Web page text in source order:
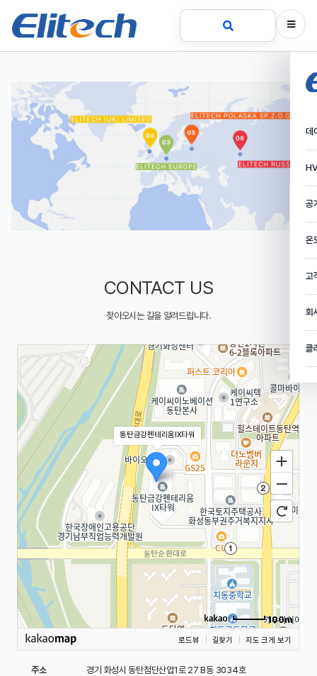
데
공
온
고
회
클
CONTACT US
찾아오시는 길을 알려드립니다.
동탄금강펜테리움IX타워
100m
로드뷰 길찾기 지도 크게 보기
주소
경기 화성시 동탄첨단산업1로 27 B동 3034호